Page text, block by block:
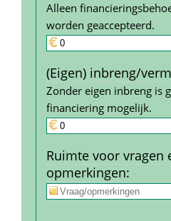
Alleen
worden geaccepteerd.
(Eigen) inbreng/
Zonder eigen inbreng is
financiering mogelijk.
Ruimte voor vragen
opmerkingen: